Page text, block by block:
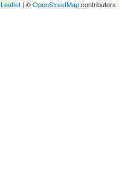
Leaflet| ©OpenStreetMapcontributors